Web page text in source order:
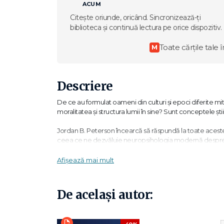
ACUM
Citește oriunde, oricând. Sincronizează-ți
biblioteca și continuă lectura pe orice dispozitiv.
M Toate cărțile tale
Descriere
De ce au formulat oameni din culturi și epoci diferite
moralitatea și structura lumii în sine? Sunt conceptele
Jordan B. Peterson încearcă să răspundă la toate
ceea ce ne dezvăluie neuropsihologia modernă
Lucrare laborioasă, care reunește neuropsihologia,
a-ți extinde propriile hărți ale sensului. Plănuiesc să
Afișează mai mult
De același autor: